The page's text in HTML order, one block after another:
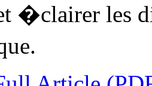
�clairer les